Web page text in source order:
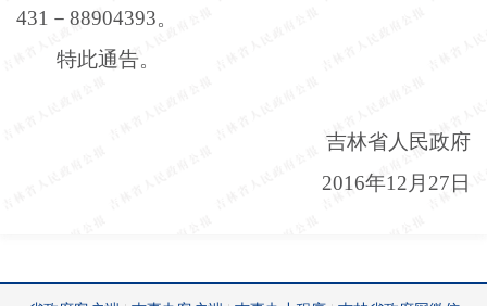
431－88904393。
特此通告。
吉林省人民政府
2016年12月27日